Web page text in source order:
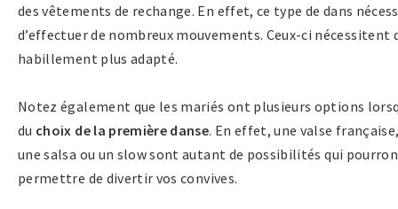
des vêtements de rechange. En effet, ce type de dans
d’effectuer de nombreux mouvements. Ceux-ci nécessitent
habillement plus adapté.
Notez également que les mariés ont plusieurs options
du choix de la première danse. En effet, une valse
une salsa ou un slow sont autant de possibilités qui
permettre de divertir vos convives.